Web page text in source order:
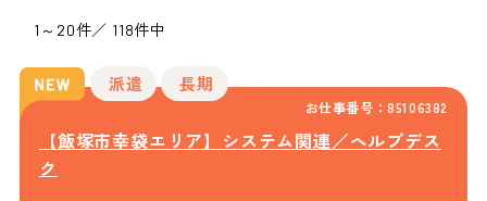
1～20件／ 118件中
お仕事番号：85106382
派遣 長期
【飯塚市幸袋エリア】システム関連／ヘルプデス
ク